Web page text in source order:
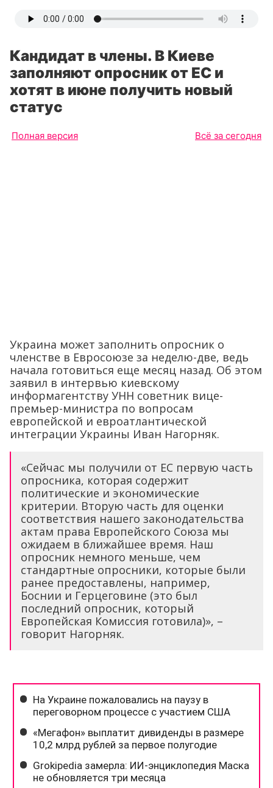
Кандидат в члены. В Киеве
заполняют опросник от ЕС и
хотят в июне получить новый
статус
Полная версия Всё за сегодня
Украина может заполнить опросник о
членстве в Евросоюзе за неделю-две, ведь
начала готовиться еще месяц назад. Об этом
заявил в интервью киевскому
информагентству УНН советник вице-
премьер-министра по вопросам
европейской и евроатлантической
интеграции Украины Иван Нагорняк.
«Сейчас мы получили от ЕС первую часть
опросника, которая содержит
политические и экономические
критерии. Вторую часть для оценки
соответствия нашего законодательства
актам права Европейского Союза мы
ожидаем в ближайшее время. Наш
опросник немного меньше, чем
стандартные опросники, которые были
ранее предоставлены, например,
Боснии и Герцеговине (это был
последний опросник, который
Европейская Комиссия готовила)», –
говорит Нагорняк.